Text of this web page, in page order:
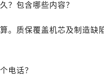
街售后服务中心（需提前预
尔区中央街售后服务中心（
恩和大街售后服务中心（需
？包含哪些内容？
。质保覆盖机芯及制造缺
电话？